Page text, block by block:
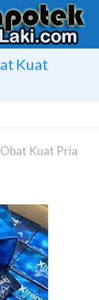
Kuat
Kuat Pria